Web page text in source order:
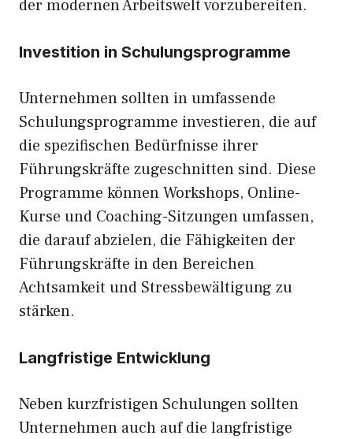
der modernen Arbeitswelt vorzubereiten.
Investition in Schulungsprogramme
Unternehmen sollten in umfassende
Schulungsprogramme investieren, die auf
die spezifischen Bedürfnisse ihrer
Führungskräfte zugeschnitten sind. Diese
Programme können Workshops, Online-
Kurse und Coaching-Sitzungen umfassen,
die darauf abzielen, die Fähigkeiten der
Führungskräfte in den Bereichen
Achtsamkeit und Stressbewältigung zu
stärken.
Langfristige Entwicklung
Neben kurzfristigen Schulungen sollten
Unternehmen auch auf die langfristige